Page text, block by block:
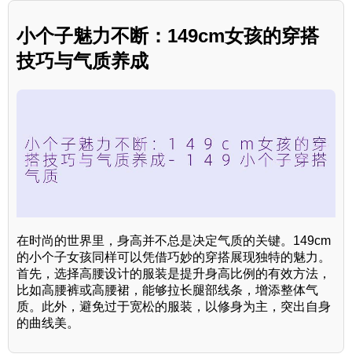
小个子魅力不断：149cm女孩的穿搭
技巧与气质养成
在时尚的世界里，身高并不总是决定气质的关键。149cm
的小个子女孩同样可以凭借巧妙的穿搭展现独特的魅力。
首先，选择高腰设计的服装是提升身高比例的有效方法，
比如高腰裤或高腰裙，能够拉长腿部线条，增添整体气
质。此外，避免过于宽松的服装，以修身为主，突出自身
的曲线美。